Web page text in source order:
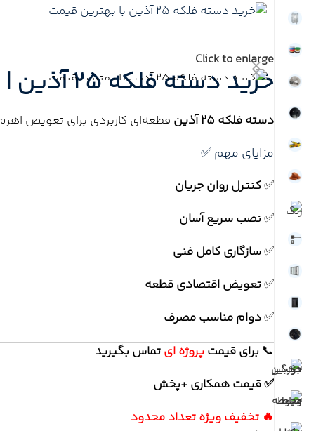
Click to enlarge
خرید دسته فلکه 25 آذین | قیمت عمده قطعات یدکی شیرآلات آذین + ضمانت اصالت
دسته فلکه 25 آذین قطعه‌ای کاربردی برای تعویض
مزایای مهم ✅
✅کنترل روان جریان
✅نصب سریع آسان
✅سازگاری کامل فنی
✅تعویض اقتصادی قطعه
✅دوام مناسب مصرف
📞 برایقیمتپروژه ایتماس بگیرید
✅ قیمت همکاری +پخش
🔥 تخفیف ویژه تعداد محدود